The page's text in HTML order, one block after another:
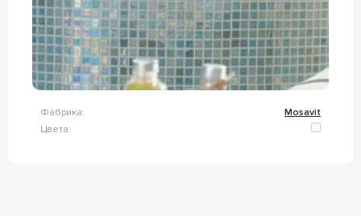
Фабрика:
Mosavit
Цвета: